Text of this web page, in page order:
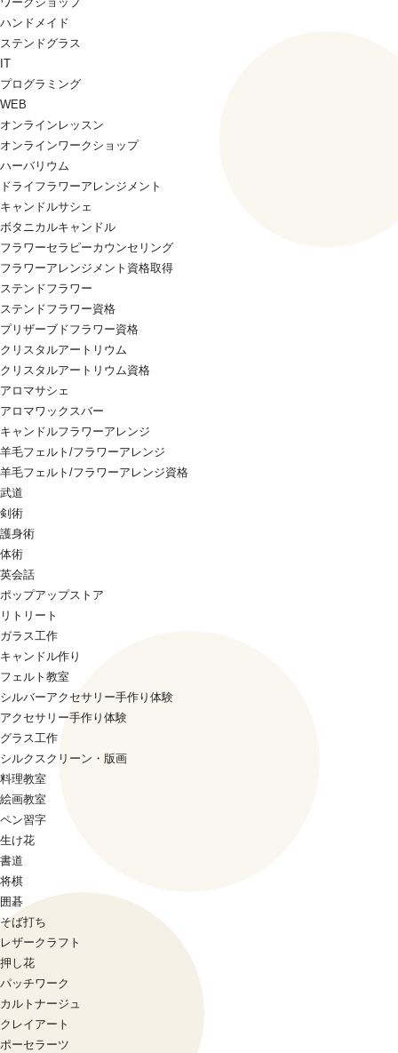
ハンドメイド
ステンドグラス
IT
プログラミング
WEB
オンラインレッスン
オンラインワークショップ
ハーバリウム
ドライフラワーアレンジメント
キャンドルサシェ
ボタニカルキャンドル
フラワーセラピーカウンセリング
フラワーアレンジメント資格取得
ステンドフラワー
ステンドフラワー資格
プリザーブドフラワー資格
クリスタルアートリウム
クリスタルアートリウム資格
アロマサシェ
アロマワックスバー
キャンドルフラワーアレンジ
羊毛フェルト/フラワーアレンジ
羊毛フェルト/フラワーアレンジ資格
武道
剣術
護身術
体術
英会話
ポップアップストア
リトリート
ガラス工作
キャンドル作り
フェルト教室
シルバーアクセサリー手作り体験
アクセサリー手作り体験
グラス工作
シルクスクリーン・版画
料理教室
絵画教室
ペン習字
生け花
書道
将棋
囲碁
そば打ち
レザークラフト
押し花
パッチワーク
カルトナージュ
クレイアート
ポーセラーツ